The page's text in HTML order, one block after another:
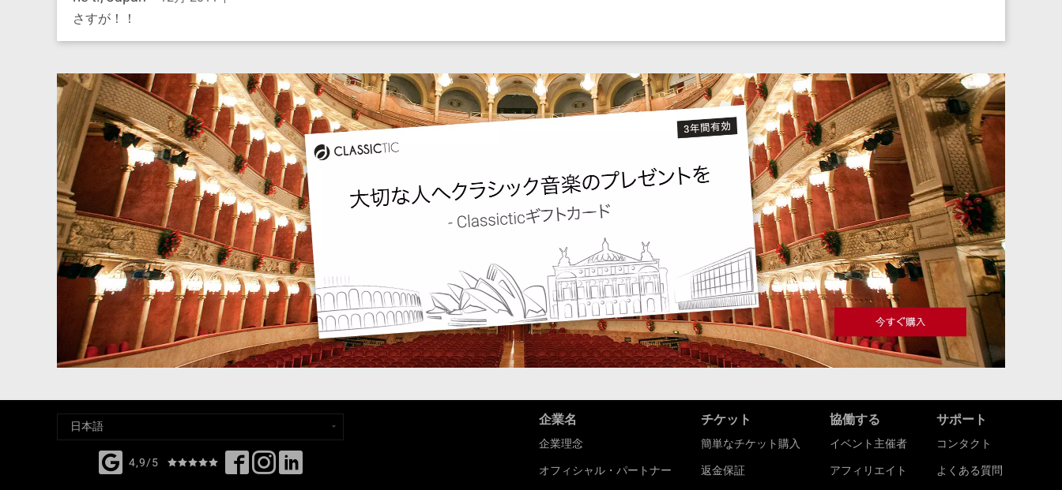
さすが！！
4,9/5
企業名
企業理念
オフィシャル・パートナー
チケット
簡単なチケット購入
返金保証
協働する
イベント主催者
アフィリエイト
サポート
コンタクト
よくある質問